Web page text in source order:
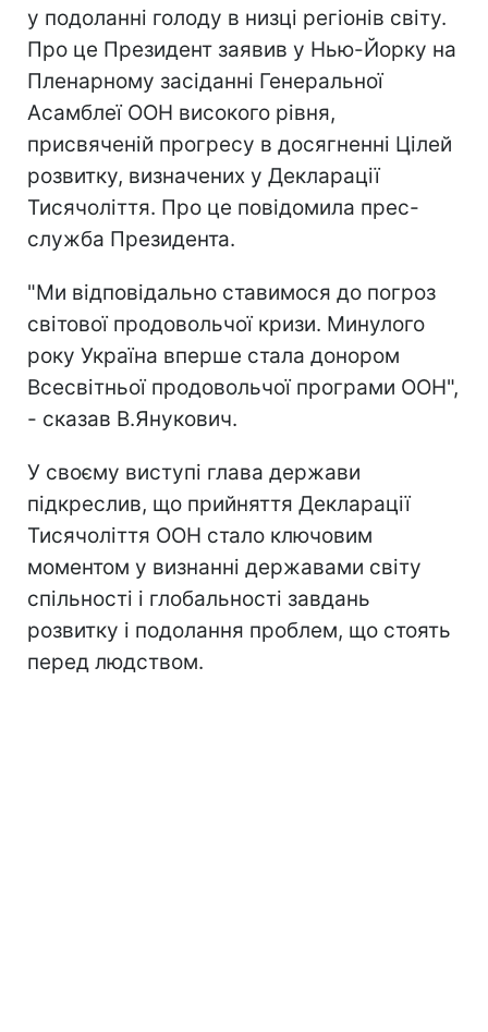
у подоланні голоду в низці регіонів світу.
Про це Президент заявив у Нью-Йорку на
Пленарному засіданні Генеральної
Асамблеї ООН високого рівня,
присвяченій прогресу в досягненні Цілей
розвитку, визначених у Декларації
Тисячоліття. Про це повідомила прес-
служба Президента.
"Ми відповідально ставимося до погроз
світової продовольчої кризи. Минулого
року Україна вперше стала донором
Всесвітньої продовольчої програми ООН",
- сказав В.Янукович.
У своєму виступі глава держави
підкреслив, що прийняття Декларації
Тисячоліття ООН стало ключовим
моментом у визнанні державами світу
спільності і глобальності завдань
розвитку і подолання проблем, що стоять
перед людством.